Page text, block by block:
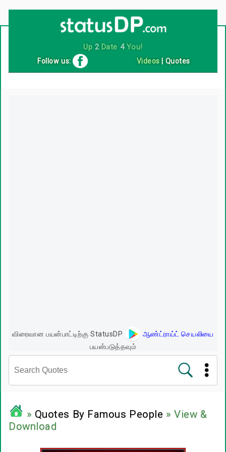
Up 2Date 4You!
Follow us: Videos Quotes
விரைவான பயன்பாட்டிற்கு StatusDP
ஆண்ட்ராய்ட் செயலியை
பயன்படுத்தவும்
பிரபலங்களின் பொன்மொழிகள்
» Quotes By Famous People » View &
Download